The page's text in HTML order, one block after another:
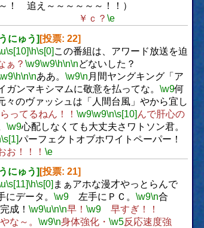
！ 追え～～～～～～！！）
？ \e
にゅう] [投票: 22]
\s[10]\h\s[0] この番組は、アワード放送を迫
ぁ？ \w9\w9\h\n\nどないした？
\h\n\nああ。 \w9\n 月間ヤングキング「ア
ンマキシマムに敬意を払ってな。 \w9何
々のヴァッシュは「人間台風」やから宜し
ってるねん！！ \w9\w9\n\s[10] んで肝心の
\w9心配しなくても大丈夫さワトソン君。
\s[1]パーフェクトオブホワイトペーパー！
お！！！ \e
にゅう] [投票: 21]
\s[11]\h\s[0] まぁアホな漫才やっとらんで
にデータ。 \w9左手にＰＣ。 \w9\n合
成！ \w9\u\n\n早！ \w9早すぎ！！
な～。 \w9\n身体強化・ \w5反応速度強